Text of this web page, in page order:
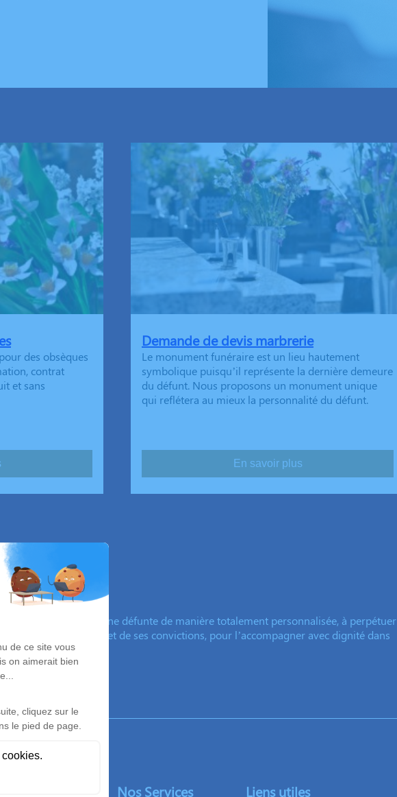
des obsèques
contrat
et sans
Demande de devis marbrerie
Le monument funéraire est un lieu hautement
symbolique puisqu’il représente la dernière demeure
du défunt. Nous proposons un monument unique
qui reflétera au mieux la personnalité du défunt.
En savoir plus
Baldauf
mémoire de la personne défunte de manière totalement personnalisée, à perpétuer
de ses valeurs et de ses convictions, pour l’accompagner avec dignité dans
Nos Services Liens utiles